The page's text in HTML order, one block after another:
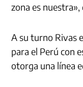
zona es
A su turno Rivas
para el Perú con
otorga una línea